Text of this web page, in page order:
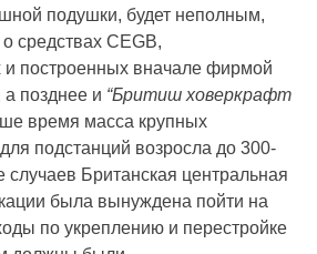
подушки, будет неполным,
средствах CEGB,
и построенных вначале фирмой
а позднее и “Бритиш ховеркрафт
время масса крупных
подстанций возросла до 300-
случаев Британская центральная
была вынуждена пойти на
по укреплению и перестройке